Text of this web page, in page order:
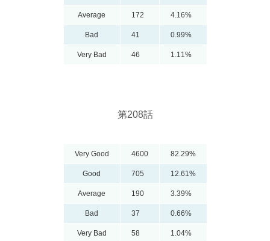
Average 172 4.16%
Bad 41 0.99%
Very Bad 46 1.11%
第208話
Very Good 4600 82.29%
Good 705 12.61%
Average 190 3.39%
Bad 37 0.66%
Very Bad 58 1.04%